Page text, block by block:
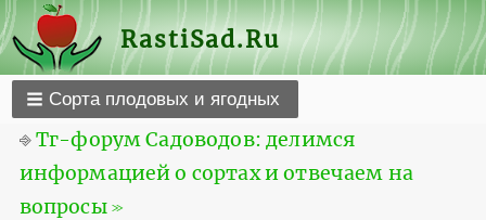
RastiSad.Ru
Сорта плодовых и ягодных
⎆Тг-форум Садоводов: делимся
информацией о сортах и отвечаем на
вопросы ≫